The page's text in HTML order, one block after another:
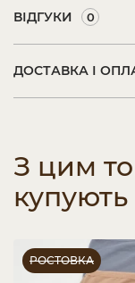
ВІДГУКИ 0
ДОСТАВКА І
З цим
купують
РОСТОВКА